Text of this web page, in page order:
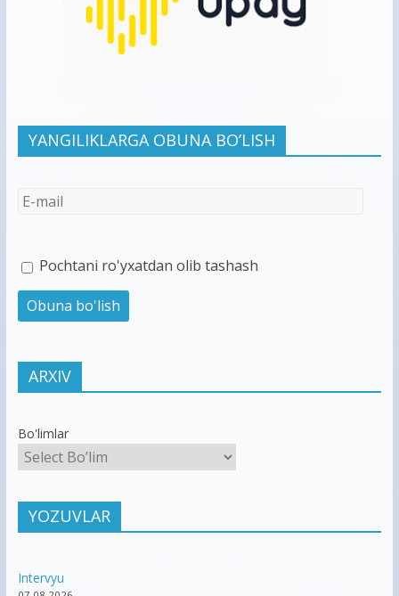
YANGILIKLARGA OBUNA BO’LISH
Pochtani ro'yxatdan olib tashash
ARXIV
Bo'limlar
YOZUVLAR
Intervyu